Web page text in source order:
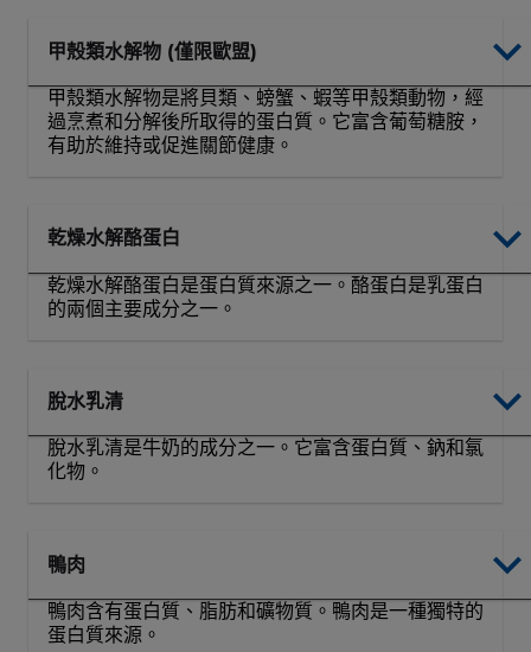
甲殼類水解物 (僅限歐盟)
甲殼類水解物是將貝類、螃蟹、蝦等甲殼類動物，經
過烹煮和分解後所取得的蛋白質。它富含葡萄糖胺，
有助於維持或促進關節健康。
乾燥水解酪蛋白
乾燥水解酪蛋白是蛋白質來源之一。酪蛋白是乳蛋白
的兩個主要成分之一。
脫水乳清
脫水乳清是牛奶的成分之一。它富含蛋白質、鈉和氯
化物。
鴨肉
鴨肉含有蛋白質、脂肪和礦物質。鴨肉是一種獨特的
蛋白質來源。